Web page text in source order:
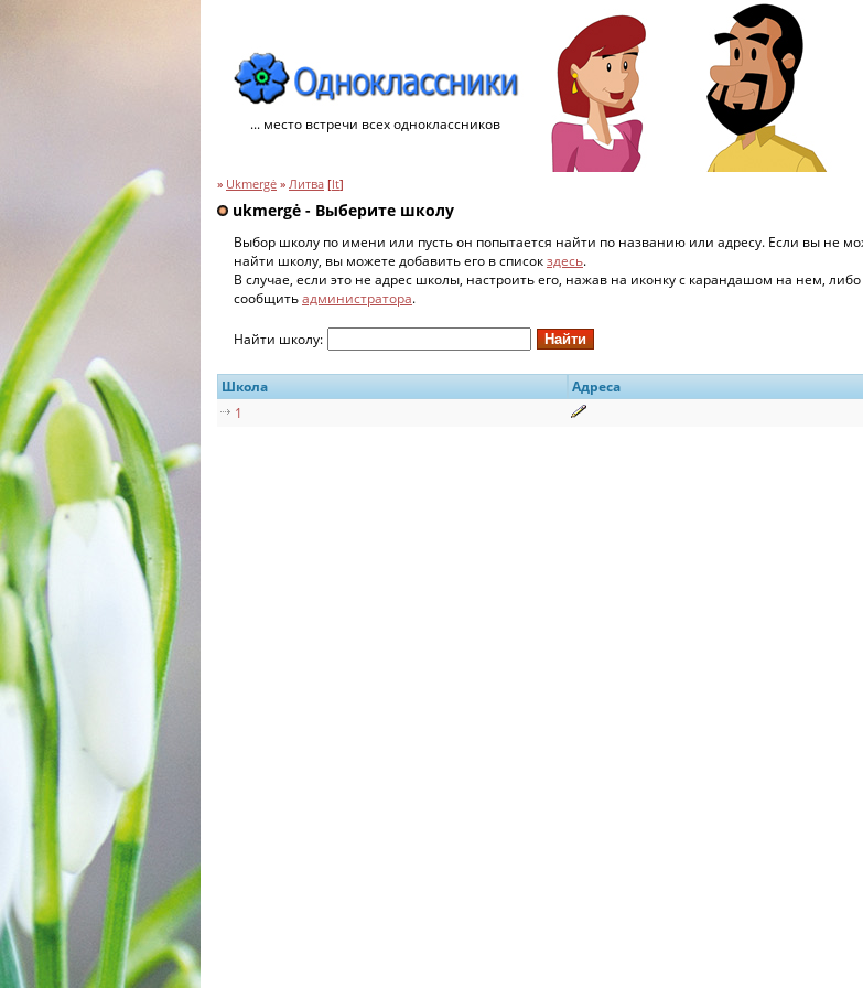
... место встречи всех одноклассников
» Ukmergė » Литва [lt]
ukmergė - Выберите школу
Выбор школу по имени или пусть он попытается найти по названию или адресу. Если вы не
найти школу, вы можете добавить его в списокздесь.
В случае, если это не адрес школы, настроить его, нажав на иконку с карандашом на нем, либо
сообщитьадминистратора.
Найти школу:
Школа
Адреса
1